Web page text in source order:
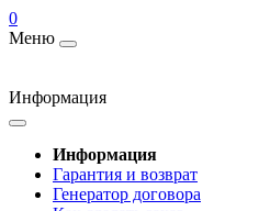
0
Меню
Информация
Информация
Гарантия и возврат
Генератор договора